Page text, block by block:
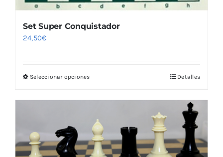
Set Super Conquistador
24,50€
Seleccionar opcionesEste
múltiples
variantes.
Las
Detalles